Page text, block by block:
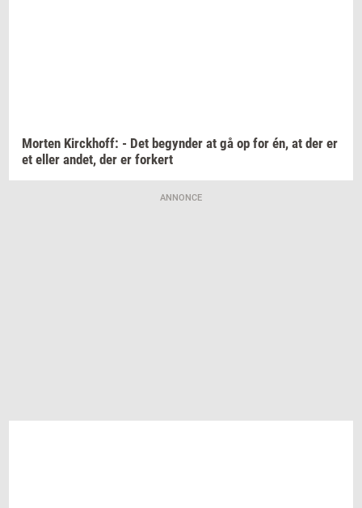
Mor­ten Kirck­hoff: - Det be­gyn­der at gå op for én, at der er
et eller andet, der er for­kert
ANNONCE